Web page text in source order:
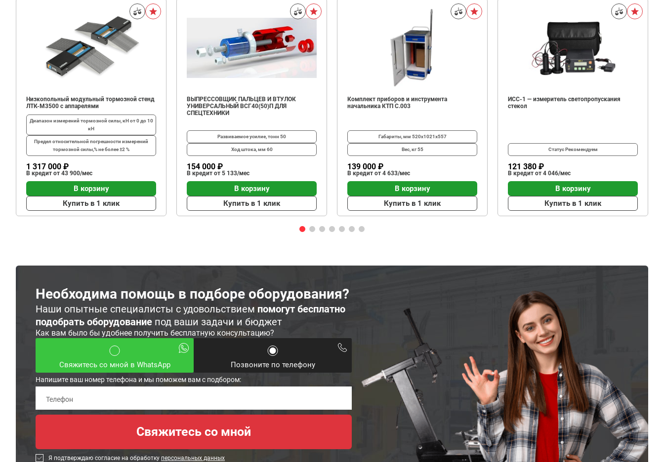
Низкопольный модульный тормозной стенд
ЛТК-М3500 с аппарелями
Диапазон измерений тормозной силы, кНот 0 до 10
кН
Предел относительной погрешности измерений
тормозной силы,%не более ±2 %
1 317 000 ₽
В кредит от 43 900/мес
В корзину
Купить в 1 клик
ВЫПРЕССОВЩИК ПАЛЬЦЕВ И ВТУЛОК
УНИВЕРСАЛЬНЫЙ ВСГ40(50)П ДЛЯ
СПЕЦТЕХНИКИ
Развиваемое усилие, тонн 50
Ход штока, мм 60
154 000 ₽
В кредит от 5 133/мес
В корзину
Купить в 1 клик
Комплект приборов и инструмента
начальника КТП C.003
Габариты, мм 520х1021х557
Вес, кг55
139 000 ₽
В кредит от 4 633/мес
В корзину
Купить в 1 клик
ИСС-1 — измеритель светопропускания
стекол
СтатусРекомендуем
121 380 ₽
В кредит от 4 046/мес
В корзину
Купить в 1 клик
Необходима помощь в подборе оборудования?
Наши опытные специалисты с удовольствием помогут бесплатно
подобрать оборудование под ваши задачи и бюджет
Как вам было бы удобнее получить бесплатную консультацию?
Свяжитесь со мной в WhatsApp Позвоните по телефону
Напишите ваш номер телефона и мы поможем вам с подбором:
Я подтверждаю согласие на обработку персональных данных